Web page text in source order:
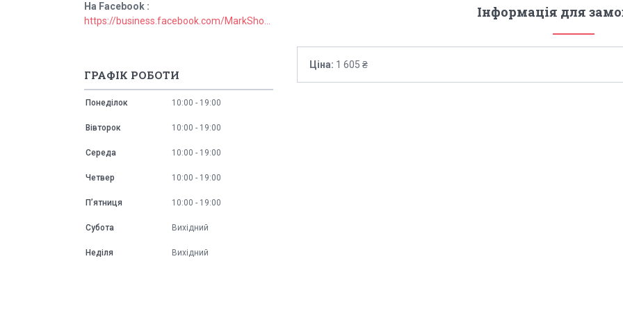
Інформація для
Ціна: 1 605 ₴
На Facebook
ГРАФІК РОБОТИ
Понеділок 10:00 19:00
Вівторок 10:00 19:00
Середа 10:00 19:00
Четвер 10:00 19:00
Пʼятниця 10:00 19:00
Субота Вихідний
Неділя Вихідний